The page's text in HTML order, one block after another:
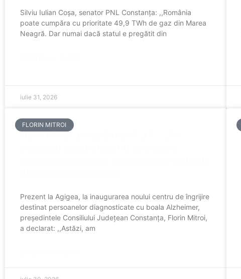
Silviu Iulian Coșa, senator PNL Constanța: ,,România
poate cumpăra cu prioritate 49,9 TWh de gaz din Marea
Neagră. Dar numai dacă statul e pregătit din
iulie 31, 2026
FLORIN MITROI
Florin Mitroi, președintele C.J.C.: ,,Am
Prezent la Agigea, la inaugurarea noului centru de îngrijire
destinat persoanelor diagnosticate cu boala Alzheimer,
președintele Consiliului Județean Constanța, Florin Mitroi,
a declarat: ,,Astăzi, am